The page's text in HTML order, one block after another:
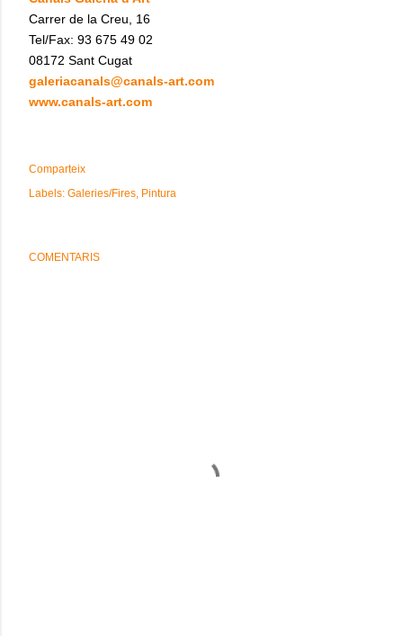
Carrer de la Creu, 16
Tel/Fax: 93 675 49 02
08172 Sant Cugat
galeriacanals@canals-art.com
www.canals-art.com
Comparteix
Labels: Galeries/Fires Pintura
COMENTARIS